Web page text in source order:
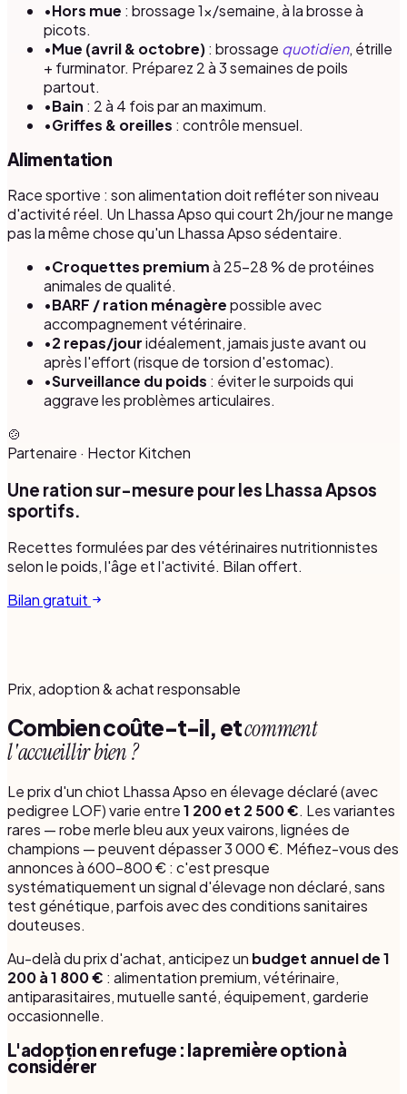
•Hors mue : brossage 1×/semaine, à la brosse à
picots.
•Mue (avril & octobre): brossage quotidien, étrille
+ furminator. Préparez 2 à 3 semaines de poils
partout.
•Bain : 2 à 4 fois par an maximum.
•Griffes & oreilles : contrôle mensuel.
Alimentation
Race sportive : son alimentation doit refléter son niveau
d'activité réel. Un Lhassa Apso qui court 2h/jour ne mange
pas la même chose qu'un Lhassa Apso sédentaire.
•Croquettes premiumà 25–28 % de protéines
animales de qualité.
•BARF / ration ménagèrepossible avec
accompagnement vétérinaire.
•2 repas/jouridéalement, jamais juste avant ou
après l'effort (risque de torsion d'estomac).
•Surveillance du poids : éviter le surpoids qui
aggrave les problèmes articulaires.
🍲
Partenaire · Hector Kitchen
Une ration sur-mesure pour les Lhassa Apsos
sportifs.
Recettes formulées par des vétérinaires nutritionnistes
selon le poids, l'âge et l'activité. Bilan offert.
Bilan gratuit
Prix, adoption & achat responsable
Combien coûte-t-il, etcomment
l'accueillir bien ?
Le prix d'un chiot Lhassa Apso en élevage déclaré (avec
pedigree LOF) varie entre1 200 et 2 500 €. Les variantes
rares — robe merle bleu aux yeux vairons, lignées de
champions — peuvent dépasser 3 000 €. Méfiez-vous des
annonces à 600-800 € : c'est presque
systématiquement un signal d'élevage non déclaré, sans
test génétique, parfois avec des conditions sanitaires
douteuses.
Au-delà du prix d'achat, anticipez un budget annuel de 1
200 à 1 800 € : alimentation premium, vétérinaire,
antiparasitaires, mutuelle santé, équipement, garderie
occasionnelle.
L'adoption en refuge : la première option à
considérer